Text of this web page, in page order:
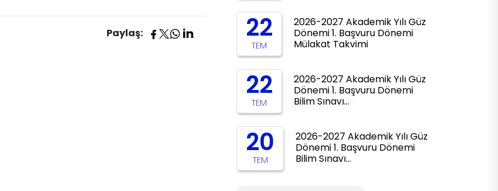
Paylaş: 22
TEM
2026-2027 Akademik Yılı Güz
Dönemi 1. Başvuru Dönemi
Mülakat Takvimi
22
TEM
2026-2027 Akademik Yılı Güz
Dönemi 1. Başvuru Dönemi
Bilim Sınavı…
20
TEM
2026-2027 Akademik Yılı Güz
Dönemi 1. Başvuru Dönemi
Bilim Sınavı…